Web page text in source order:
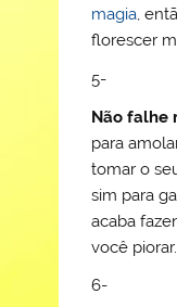
magia,
florescer
5-
Não falhe
para
tomar o
sim para
acaba
você piorar.
6-